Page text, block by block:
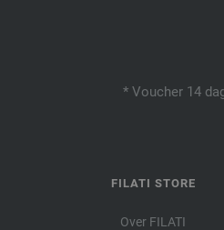
* Voucher 14
FILATI STORE
Over FILATI